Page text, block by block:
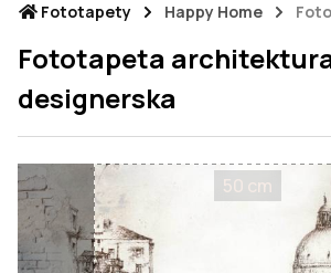
Fototapety Happy Home
Fototapeta
designerska
50 cm